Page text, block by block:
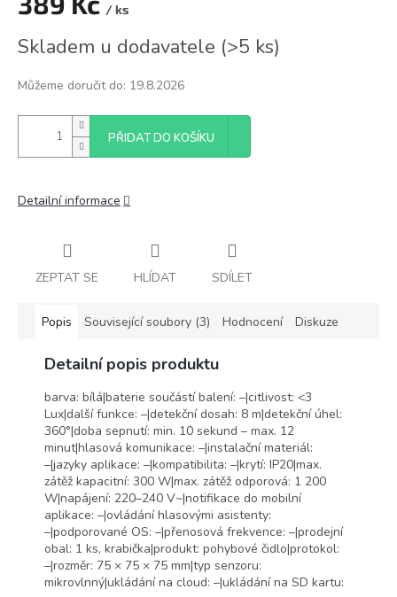
/ ks
cena:
Skladem u dodavatele (>5 ks)
Můžeme doručit do: 19.8.2026
PŘIDAT DO KOŠÍKU
Detailní informace
ZEPTAT SE HLÍDAT SDÍLET
Popis Související soubory (3) Hodnocení Diskuze
Detailní popis produktu
barva: bílá|baterie součástí balení: –|citlivost: <3
Lux|další funkce: –|detekční dosah: 8 m|detekční úhel:
360°|doba sepnutí: min. 10 sekund – max. 12
minut|hlasová komunikace: –|instalační materiál:
–|jazyky aplikace: –|kompatibilita: –|krytí: IP20|max.
zátěž kapacitní: 300 W|max. zátěž odporová: 1 200
W|napájení: 220–240 V~|notifikace do mobilní
aplikace: –|ovládání hlasovými asistenty:
–|podporované OS: –|přenosová frekvence: –|prodejní
obal: 1 ks, krabička|produkt: pohybové čidlo|protokol:
–|rozměr: 75 × 75 × 75 mm|typ senzoru:
mikrovlnný|ukládání na cloud: –|ukládání na SD kartu: